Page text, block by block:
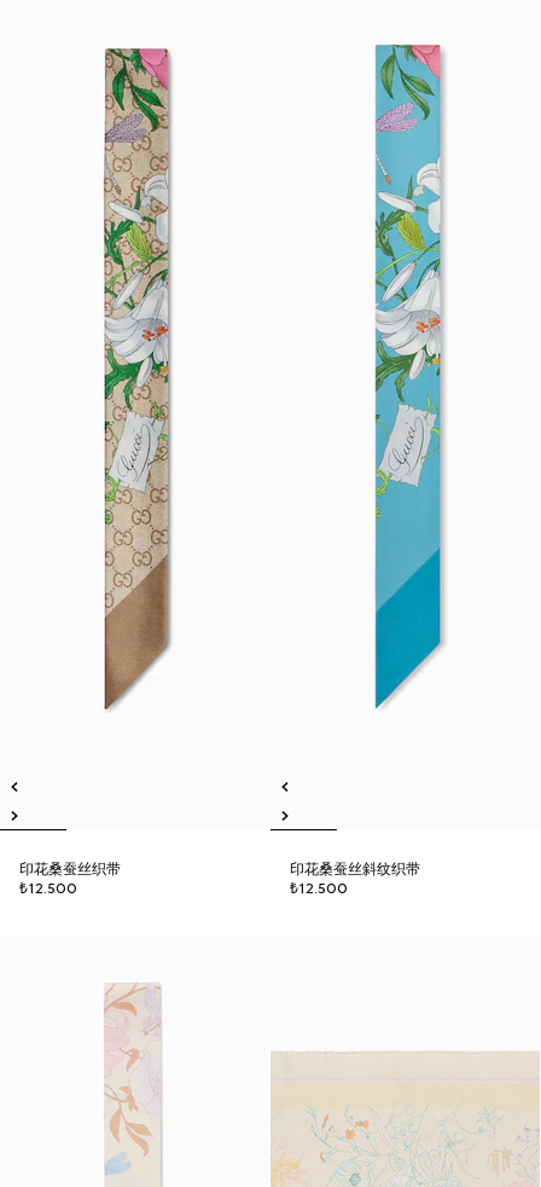
印花桑蚕丝织带
₺12.500
印花桑蚕丝斜纹织带
₺12.500